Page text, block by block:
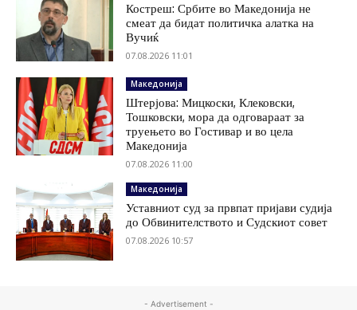
Костреш: Србите во Македонија не
смеат да бидат политичка алатка на
Вучиќ
07.08.2026 11:01
Македонија
Штерјова: Мицкоски, Клековски,
Тошковски, мора да одговараат за
труењето во Гостивар и во цела
Македонија
07.08.2026 11:00
Македонија
Уставниот суд за првпат пријави судија
до Обвинителството и Судскиот совет
07.08.2026 10:57
- Advertisement -